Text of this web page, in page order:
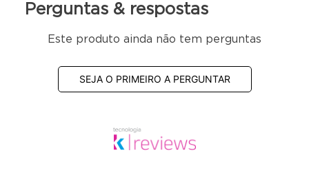
Perguntas & respostas
Este produto ainda não tem perguntas
SEJA O PRIMEIRO A PERGUNTAR